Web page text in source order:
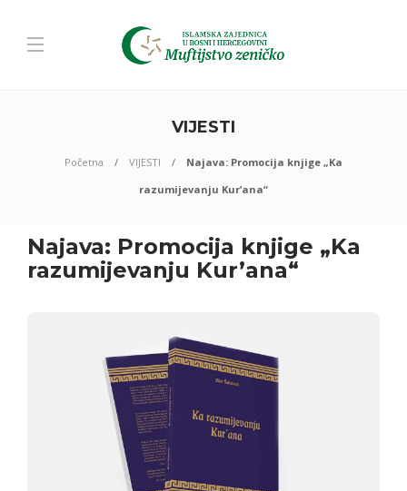
VIJESTI
Početna VIJESTI
Najava: Promocija knjige „Ka
razumijevanju Kur’ana“
Najava: Promocija knjige „Ka
razumijevanju Kur’ana“